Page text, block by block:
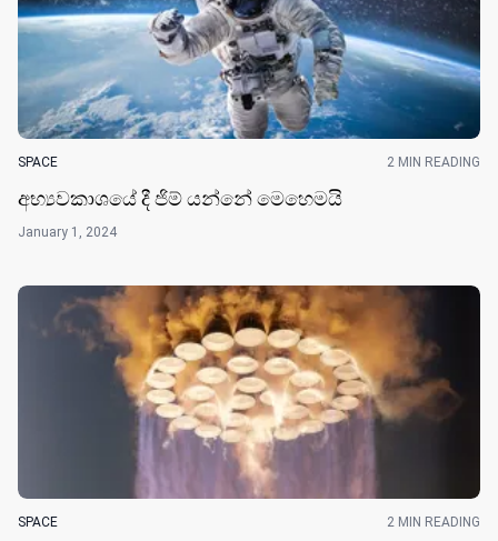
SPACE 2 MIN READING
අභ්‍යවකාශයේ දී ජිම් යන්නේ මෙහෙමයි
January 1, 2024
SPACE 2 MIN READING